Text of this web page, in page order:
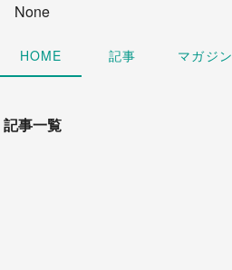
None
HOME 記事 マガジン
記事一覧